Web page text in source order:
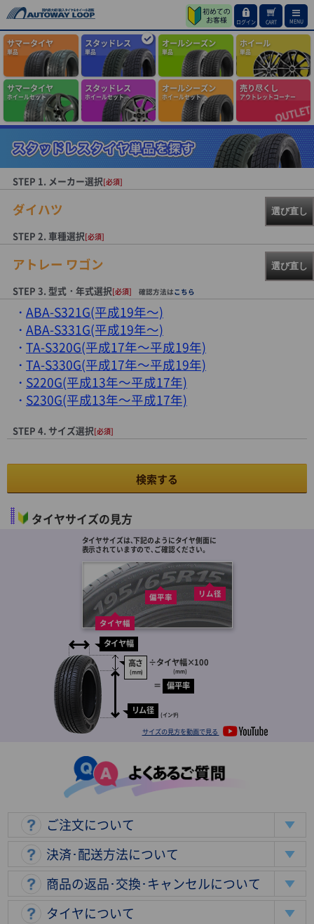
ログイン CART MENU
サマータイヤ
単品
スタッドレス
単品
オールシーズン
単品
ホイール
単品
サマータイヤ
ホイールセット
スタッドレス
ホイールセット
オールシーズン
ホイールセット
売り尽くし
アウトレットコーナー
STEP 1. メーカー選択[必須]
ダイハツ 選び直し
STEP 2. 車種選択[必須]
アトレー ワゴン 選び直し
STEP 3. 型式・年式選択[必須] 確認方法はこちら
ABA-S321G(平成19年～)
ABA-S331G(平成19年～)
TA-S320G(平成17年～平成19年)
TA-S330G(平成17年～平成19年)
S220G(平成13年～平成17年)
S230G(平成13年～平成17年)
STEP 4. サイズ選択[必須]
検索する
タイヤサイズの見方
タイヤサイズは､下記のようにタイヤ側面に
表示されていますので､ご確認ください。
タイヤ幅
偏平率 リム径
タイヤ幅
高さ
(mm)
÷タイヤ幅
(mm)
×100
＝ 偏平率
リム径 (インチ)
サイズの見方を動画で見る
ご注文について
決済･配送方法について
商品の返品･交換･キャンセルについて
タイヤについて